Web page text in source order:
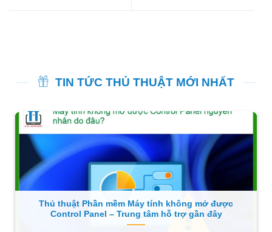
TIN TỨC THỦ THUẬT MỚI NHẤT
Thủ thuật Phần mềm Máy tính không mở được
Control Panel – Trung tâm hỗ trợ gần đây